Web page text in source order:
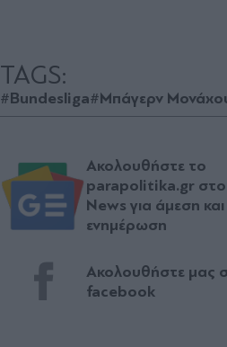
TAGS:
#Bundesliga#Μπάγερν
Ακολουθήστε το
parapolitika.gr
News για άμεση
ενημέρωση
Ακολουθήστε μας
facebook